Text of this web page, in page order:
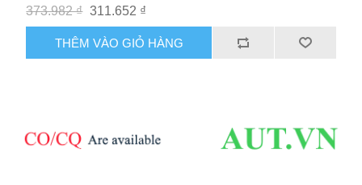
373.982 ₫ 311.652 ₫
THÊM VÀO GIỎ HÀNG